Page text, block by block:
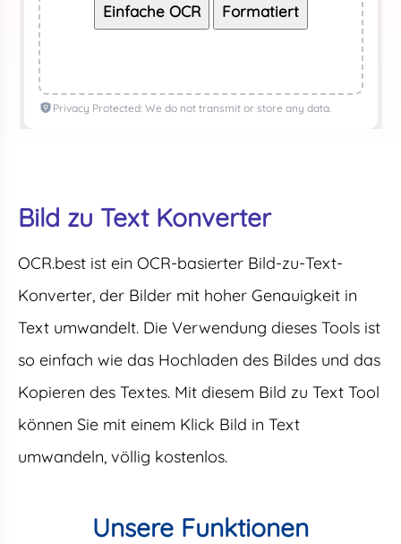
Einfache OCR Formatiert
Privacy Protected: We do not transmit or store any data.
Bild zu Text Konverter
OCR.best ist ein OCR-basierter Bild-zu-Text-
Konverter, der Bilder mit hoher Genauigkeit in
Text umwandelt. Die Verwendung dieses Tools ist
so einfach wie das Hochladen des Bildes und das
Kopieren des Textes. Mit diesem Bild zu Text Tool
können Sie mit einem Klick Bild in Text
umwandeln, völlig kostenlos.
Unsere Funktionen